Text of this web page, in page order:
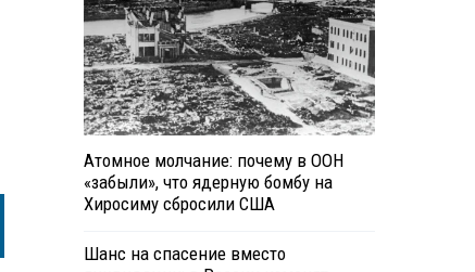
Атомное молчание: почему в ООН
«забыли», что ядерную бомбу на
Хиросиму сбросили США
Шанс на спасение вместо